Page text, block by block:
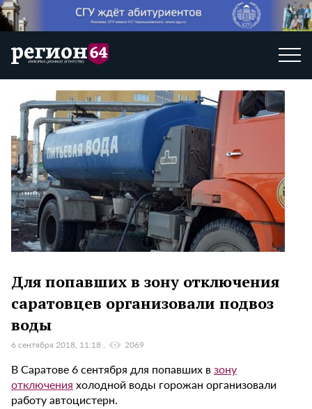
Для попавших в зону отключения
саратовцев организовали подвоз
воды
6 сентября 2018, 11:18 2069
В Саратове 6 сентября для попавших взону
отключения холодной воды горожан организовали
работу автоцистерн.